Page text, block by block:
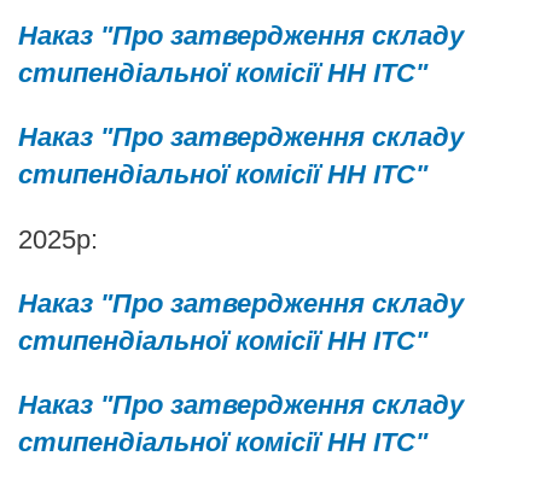
Наказ "Про затвердження складу
стипендіальної комісії НН ІТС"
Наказ "Про затвердження складу
стипендіальної комісії НН ІТС"
2025р:
Наказ "Про затвердження складу
стипендіальної комісії НН ІТС"
Наказ "Про затвердження складу
стипендіальної комісії НН ІТС"